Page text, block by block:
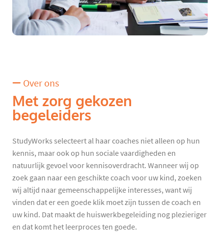
Over ons
Met zorg gekozen
begeleiders
StudyWorks selecteert al haar coaches niet alleen op hun
kennis, maar ook op hun sociale vaardigheden en
natuurlijk gevoel voor kennisoverdracht. Wanneer wij op
zoek gaan naar een geschikte coach voor uw kind, zoeken
wij altijd naar gemeenschappelijke interesses, want wij
vinden dat er een goede klik moet zijn tussen de coach en
uw kind. Dat maakt de huiswerkbegeleiding nog plezieriger
en dat komt het leerproces ten goede.